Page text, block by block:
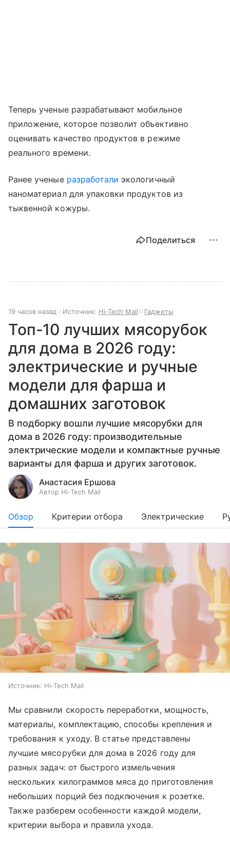
Теперь ученые разрабатывают мобильное
приложение, которое позволит объективно
оценивать качество продуктов в режиме
реального времени.
Ранее ученые разработали экологичный
наноматериал для упаковки продуктов из
тыквенной кожуры.
Поделиться
19 часов назад Источник: Hi-Tech Mail Гаджеты
Топ-10 лучших мясорубок
для дома в 2026 году:
электрические и ручные
модели для фарша и
домашних заготовок
В подборку вошли лучшие мясорубки для
дома в 2026 году: производительные
электрические модели и компактные ручные
варианты для фарша и других заготовок.
Анастасия Ершова
Автор Hi-Tech Mail
Обзор Критерии отбора Электрические
Источник: Hi-Tech Mail
Мы сравнили скорость переработки, мощность,
материалы, комплектацию, способы крепления и
требования к уходу. В статье представлены
лучшие мясорубки для дома в 2026 году для
разных задач: от быстрого измельчения
нескольких килограммов мяса до приготовления
небольших порций без подключения к розетке.
Также разберем особенности каждой модели,
критерии выбора и правила ухода.